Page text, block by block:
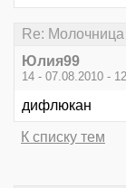
Re: Молочница
Юлия99
14 - 07.08.2010 -
дифлюкан
К списку тем